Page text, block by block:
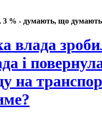
3 % - думають, що
влада
і
на